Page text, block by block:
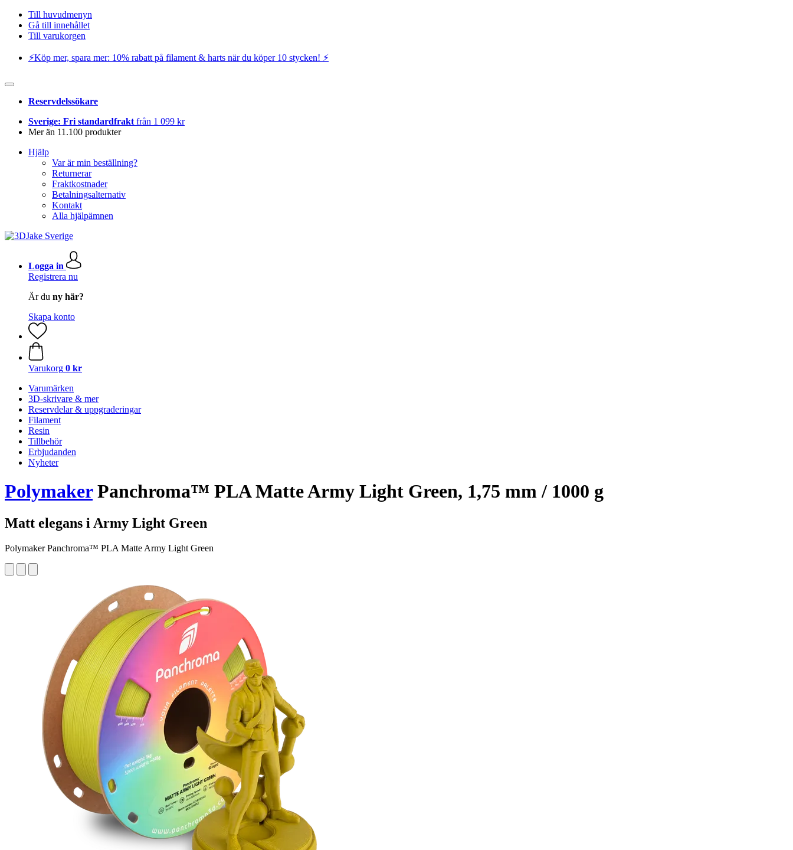
Till huvudmenyn
Gå till innehållet
Till varukorgen
⚡️Köp mer, spara mer: 10% rabatt på filament & harts när du köper 10 stycken! ⚡️
Reservdelssökare
Sverige: Fri standardfrakt från 1 099 kr
Mer än 11.100 produkter
Hjälp
Var är min beställning?
Returnerar
Fraktkostnader
Betalningsalternativ
Kontakt
Alla hjälpämnen
Logga in
Registrera nu
Är du ny här?
Skapa konto
Varukorg 0 kr
Varumärken
3D-skrivare & mer
Reservdelar & uppgraderingar
Filament
Resin
Tillbehör
Erbjudanden
Nyheter
PolymakerPanchroma™ PLA Matte Army Light Green, 1,75 mm / 1000 g
Matt elegans i Army Light Green
Polymaker Panchroma™ PLA Matte Army Light Green